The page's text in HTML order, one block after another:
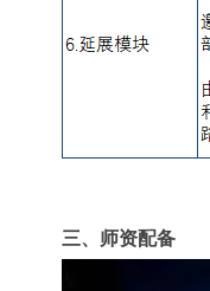
三、师资配备